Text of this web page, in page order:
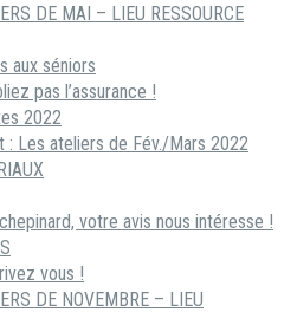
DE MAI – LIEU RESSOURCE
aux séniors
pas l’assurance !
2022
: Les ateliers de Fév./Mars 2022
votre avis nous intéresse !
vous !
DE NOVEMBRE – LIEU